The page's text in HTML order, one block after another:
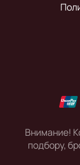
Внимание!
подбору,